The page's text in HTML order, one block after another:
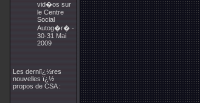
vid�os sur
le Centre
Social
Autog�r� -
30-31 Mai
2009
Les derniï¿½res
nouvelles ï¿½
propos de CSA :